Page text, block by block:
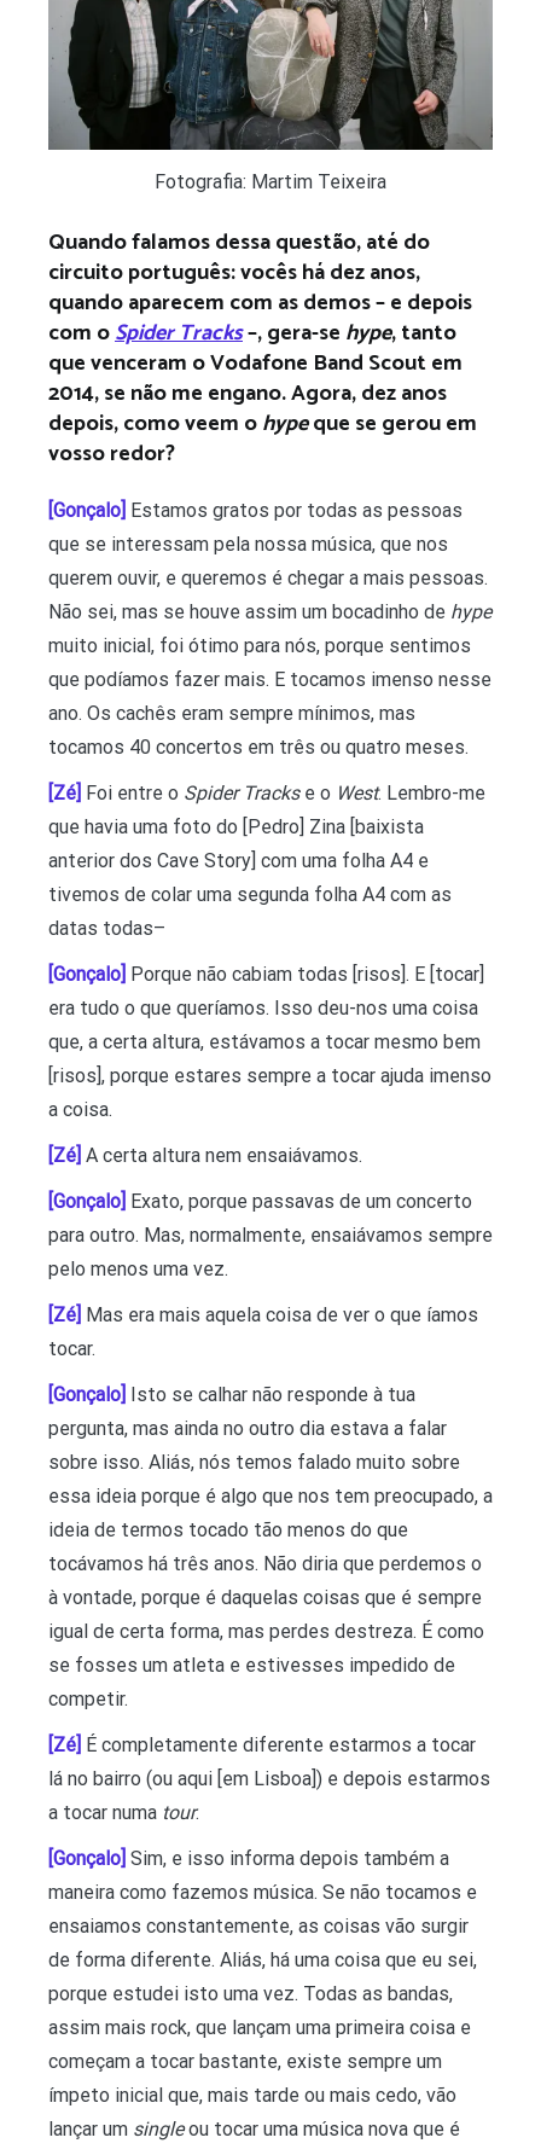
Fotografia: Martim Teixeira
Quando falamos dessa questão, até do
circuito português: vocês há dez anos,
quando aparecem com as demos – e depois
com oSpider Tracks–, gera-se hype, tanto
que venceram o Vodafone Band Scout em
2014, se não me engano. Agora, dez anos
depois, como veem ohypeque se gerou em
vosso redor?
[Gonçalo] Estamos gratos por todas as pessoas
que se interessam pela nossa música, que nos
querem ouvir, e queremos é chegar a mais pessoas.
Não sei, mas se houve assim um bocadinho de hype
muito inicial, foi ótimo para nós, porque sentimos
que podíamos fazer mais. E tocamos imenso nesse
ano. Os cachês eram sempre mínimos, mas
tocamos 40 concertos em três ou quatro meses.
[Zé] Foi entre o Spider Trackse o West. Lembro-me
que havia uma foto do [Pedro] Zina [baixista
anterior dos Cave Story] com uma folha A4 e
tivemos de colar uma segunda folha A4 com as
datas todas–
[Gonçalo] Porque não cabiam todas [risos]. E [tocar]
era tudo o que queríamos. Isso deu-nos uma coisa
que, a certa altura, estávamos a tocar mesmo bem
[risos], porque estares sempre a tocar ajuda imenso
a coisa.
[Zé] A certa altura nem ensaiávamos.
[Gonçalo] Exato, porque passavas de um concerto
para outro. Mas, normalmente, ensaiávamos sempre
pelo menos uma vez.
[Zé] Mas era mais aquela coisa de ver o que íamos
tocar.
[Gonçalo] Isto se calhar não responde à tua
pergunta, mas ainda no outro dia estava a falar
sobre isso. Aliás, nós temos falado muito sobre
essa ideia porque é algo que nos tem preocupado, a
ideia de termos tocado tão menos do que
tocávamos há três anos. Não diria que perdemos o
à vontade, porque é daquelas coisas que é sempre
igual de certa forma, mas perdes destreza. É como
se fosses um atleta e estivesses impedido de
competir.
[Zé] É completamente diferente estarmos a tocar
lá no bairro (ou aqui [em Lisboa]) e depois estarmos
a tocar numa tour.
[Gonçalo] Sim, e isso informa depois também a
maneira como fazemos música. Se não tocamos e
ensaiamos constantemente, as coisas vão surgir
de forma diferente. Aliás, há uma coisa que eu sei,
porque estudei isto uma vez. Todas as bandas,
assim mais rock, que lançam uma primeira coisa e
começam a tocar bastante, existe sempre um
ímpeto inicial que, mais tarde ou mais cedo, vão
lançar um singleou tocar uma música nova que é